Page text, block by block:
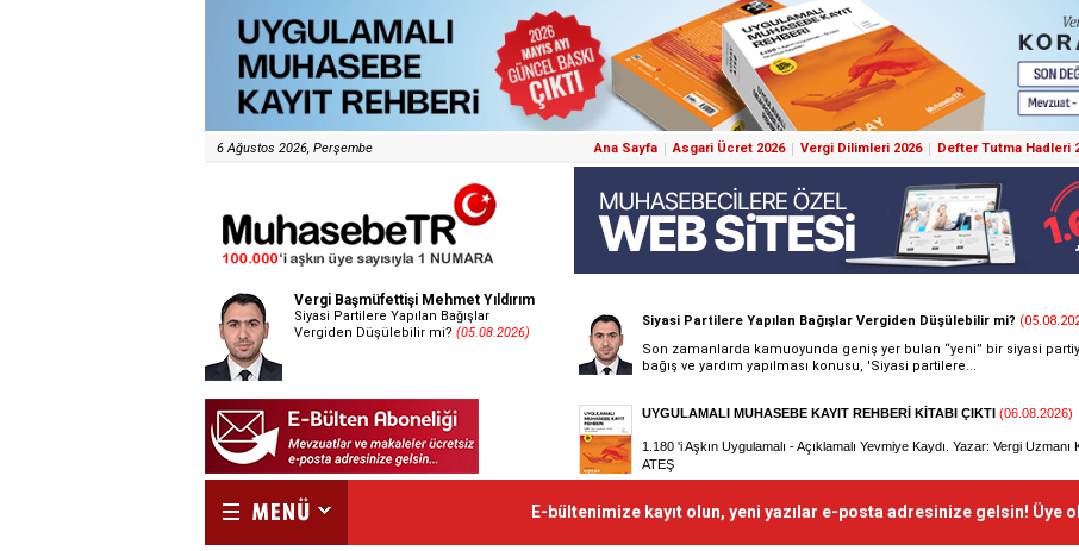
6 Ağustos 2026, Perşembe Ana Sayfa Asgari Ücret 2026 Vergi Dilimleri 2026 Defter Tutma Hadleri
Vergi Başmüfettişi Mehmet Yıldırım
Siyasi Partilere Yapılan Bağışlar
Vergiden Düşülebilir mi? (05.08.2026)
E-bültenimize kayıt olun, yeni yazılar e-posta adresinize gelsin! Üye